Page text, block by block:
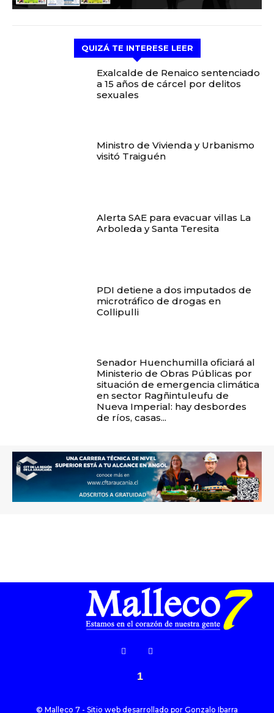
QUIZÁ TE INTERESE LEER
Exalcalde de Renaico sentenciado
a 15 años de cárcel por delitos
sexuales
Ministro de Vivienda y Urbanismo
visitó Traiguén
Alerta SAE para evacuar villas La
Arboleda y Santa Teresita
PDI detiene a dos imputados de
microtráfico de drogas en
Collipulli
Senador Huenchumilla oficiará al
Ministerio de Obras Públicas por
situación de emergencia climática
en sector Ragñintuleufu de
Nueva Imperial: hay desbordes
de ríos, casas...
1
© Malleco 7 - Sitio web desarrollado por Gonzalo Ibarra